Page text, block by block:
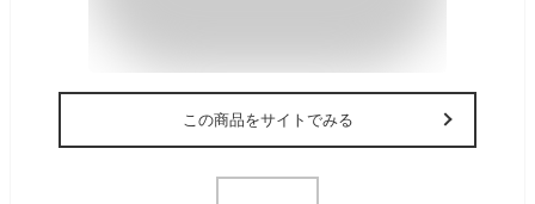
この商品をサイトでみる